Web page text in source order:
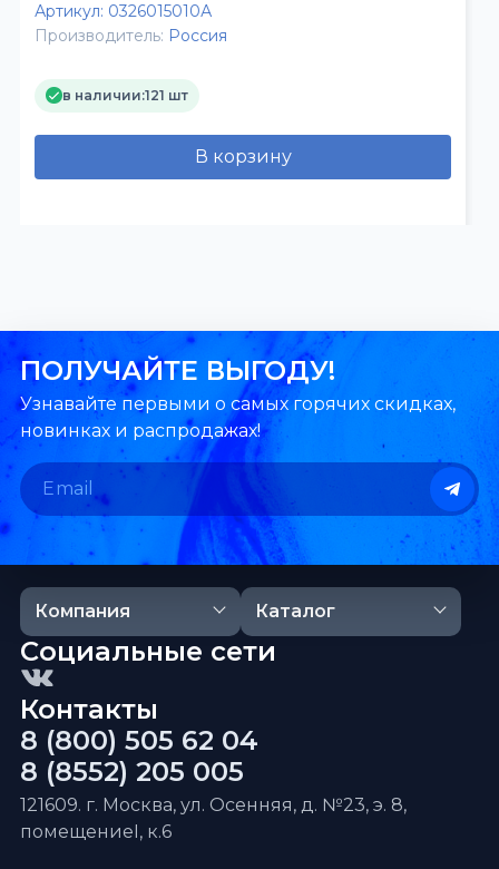
Артикул: 0326015010А
Производитель: Россия
в наличии:121 шт
В корзину
ПОЛУЧАЙТЕ ВЫГОДУ!
Узнавайте первыми о самых горячих скидках,
новинках и распродажах!
Компания Каталог
Контакты
8 (800) 505 62 04
8 (8552) 205 005
121609. г. Москва, ул. Осенняя, д. №23, э. 8,
помещениеI, к.6
Социальные сети